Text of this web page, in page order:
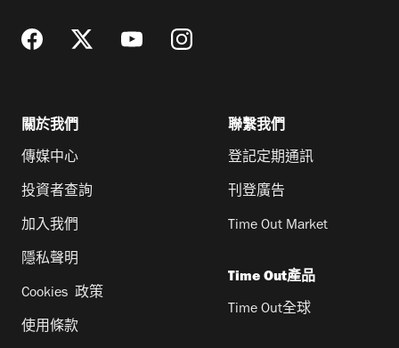
關於我們
傳媒中心
投資者查詢
加入我們
隱私聲明
Cookies 政策
使用條款
聯繫我們
登記定期通訊
刊登廣告
Time Out Market
Time Out產品
Time Out全球